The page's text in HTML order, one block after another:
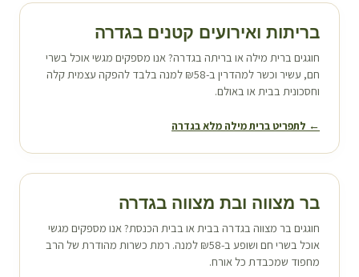
בריתות ואירועים קטנים בגדרה
חוגגים ברית מילה או בריתה בגדרה? אנו מספקים מגשי אוכל בשרי
חם, עשיר וכשר למהדרין ב-₪58 למנה בלבד להפקה עצמית קלה
וחסכונית בבית או באולם.
← לתפריט ברית מילה מלא בגדרה
בר מצווה ובת מצווה בגדרה
חוגגים בר מצווה בגדרה בבית או בבית הכנסת? אנו מספקים מגשי
אוכל בשרי חם ושופע ב-₪58 למנה. רמת כשרות מהודרת של הרב
מחפוד שמכבדת כל אורח.